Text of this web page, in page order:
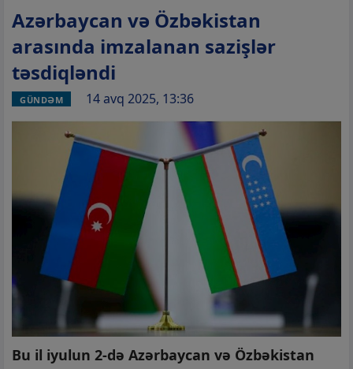
Azərbaycan və Özbəkistan
arasında imzalanan sazişlər
təsdiqləndi
GÜNDƏM 14 avq 2025, 13:36
Bu il iyulun 2-də Azərbaycan və Özbəkistan